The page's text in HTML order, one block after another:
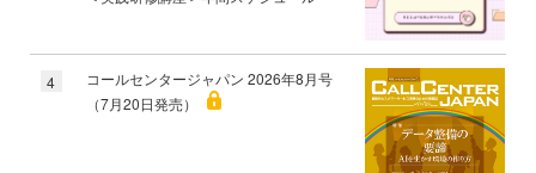
4
コールセンタージャパン 2026年8月号
（7月20日発売）